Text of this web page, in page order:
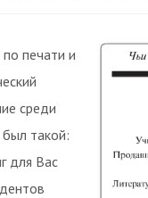
печати и
среди
такой:
для Вас